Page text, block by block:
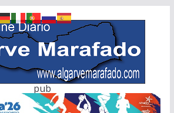
pub